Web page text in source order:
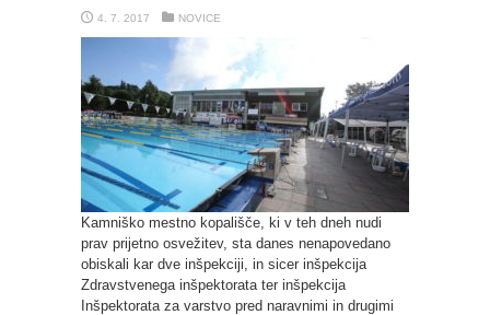
4. 7. 2017 NOVICE
Kamniško mestno kopališče, ki v teh dneh nudi
prav prijetno osvežitev, sta danes nenapovedano
obiskali kar dve inšpekciji, in sicer inšpekcija
Zdravstvenega inšpektorata ter inšpekcija
Inšpektorata za varstvo pred naravnimi in drugimi